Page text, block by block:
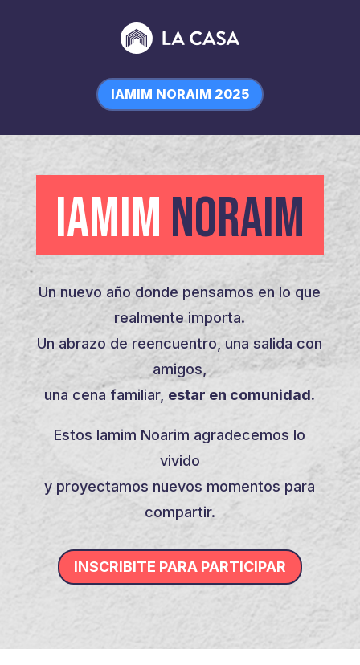
IAMIM NORAIM 2025
IAMIM NORAIM
Un nuevo año donde pensamos en lo que
realmente importa.
Un abrazo de reencuentro, una salida con
amigos,
una cena familiar, estar en comunidad.
Estos Iamim Noarim agradecemos lo
vivido
y proyectamos nuevos momentos para
compartir.
INSCRIBITE PARA PARTICIPAR